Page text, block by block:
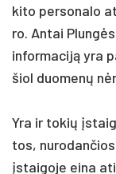
ki­to per­so­na­lo
ro. An­tai
in­for­ma­ciją yra
šiol duo­menų
Yra ir to­kių
tos,
įstai­go­je ei­na